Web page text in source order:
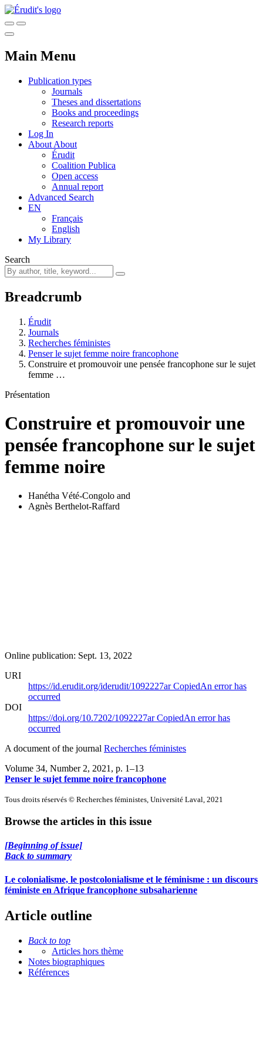
Main Menu
Publication types
Journals
Theses and dissertations
Books and proceedings
Research reports
Log In
About About
Érudit
Coalition Publica
Open access
Annual report
Advanced Search
EN
Français
English
My Library
Search
Breadcrumb
Érudit
Journals
Recherches féministes
Penser le sujet femme noire francophone
Construire et promouvoir une pensée francophone sur le sujet
femme …
Présentation
Construire et promouvoir une
pensée francophone sur le sujet
femme noire
Hanétha Vété-Congolo and
Agnès Berthelot-Raffard
Online publication: Sept. 13, 2022
URI
https://id.erudit.org/iderudit/1092227arCopiedAn error has
occurred
DOI
https://doi.org/10.7202/1092227arCopiedAn error has
occurred
A document of the journal Recherches féministes
Volume 34, Number 2, 2021 , p. 1–13
Penser le sujet femme noire francophone
Tous droits réservés © Recherches féministes, Université Laval, 2021
Browse the articles in this issue
[Beginning of issue]
Back to summary
Le colonialisme, le postcolonialisme et le féminisme : un discours
féministe en Afrique francophone subsaharienne
Article outline
Back to top
Articles hors thème
Notes biographiques
Références